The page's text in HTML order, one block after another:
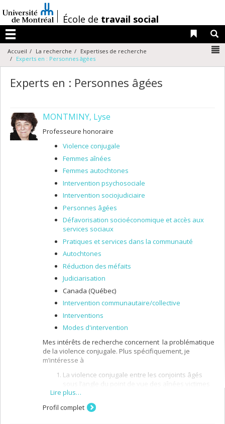
au
contenu
/École de travail social
Menu
Liens
Accueil La recherche
Expertises de recherche
Experts en : Personnes âgées
Experts en : Personnes âgées
MONTMINY, Lyse
Professeure honoraire
Violence conjugale
Femmes aînées
Femmes autochtones
Intervention psychosociale
Intervention sociojudiciaire
Personnes âgées
Défavorisation socioéconomique et accès aux
services sociaux
Pratiques et services dans la communauté
Autochtones
Réduction des méfaits
Judiciarisation
Canada (Québec)
Intervention communautaire/collective
Interventions
Modes d'intervention
Mes intérêts de recherche concernent la problématique
de la violence conjugale. Plus spécifiquement, je
m’intéresse à
La violence conjugale entre les conjoints âgés
sous l’angle du point de vue des aînées victimes
de la violence du conjoint eu égard aux services
reçus et aux services à privilégier pour leur venir
en aide mais aussi du côté des intervenants
Lire plus…
Profil complet